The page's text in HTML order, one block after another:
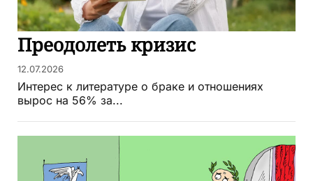
Преодолеть кризис
12.07.2026
Интерес к литературе о браке и отношениях
вырос на 56% за...